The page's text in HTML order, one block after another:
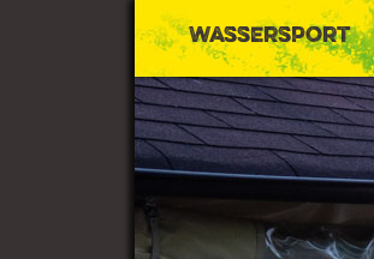
Wassersport